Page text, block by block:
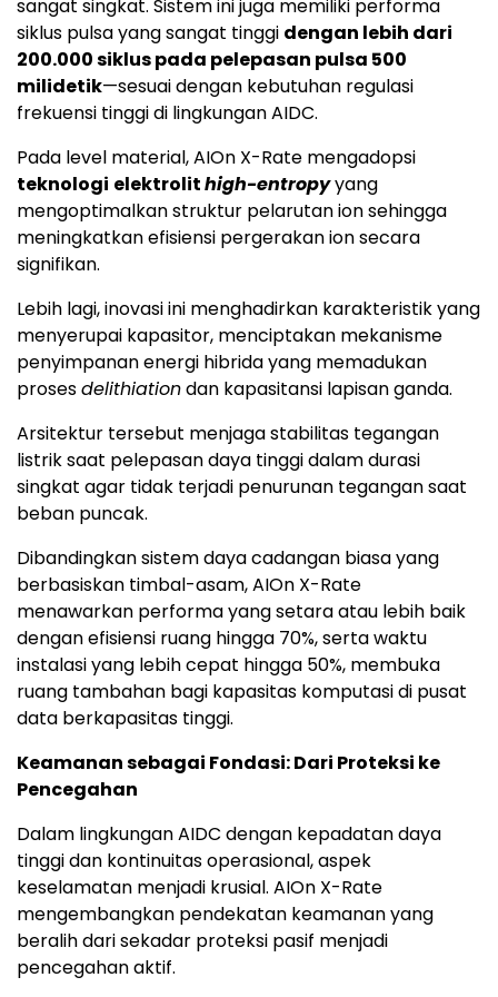
sangat singkat. Sistem ini juga memiliki performa
siklus pulsa yang sangat tinggi dengan lebih dari
200.000 siklus pada pelepasan pulsa 500
milidetik—sesuai dengan kebutuhan regulasi
frekuensi tinggi di lingkungan AIDC.
Pada level material, AIOn X-Rate mengadopsi
teknologi elektrolithigh-entropyyang
mengoptimalkan struktur pelarutan ion sehingga
meningkatkan efisiensi pergerakan ion secara
signifikan.
Lebih lagi, inovasi ini menghadirkan karakteristik yang
menyerupai kapasitor, menciptakan mekanisme
penyimpanan energi hibrida yang memadukan
prosesdelithiationdan kapasitansi lapisan ganda.
Arsitektur tersebut menjaga stabilitas tegangan
listrik saat pelepasan daya tinggi dalam durasi
singkat agar tidak terjadi penurunan tegangan saat
beban puncak.
Dibandingkan sistem daya cadangan biasa yang
berbasiskan timbal-asam, AIOn X-Rate
menawarkan performa yang setara atau lebih baik
dengan efisiensi ruang hingga 70%, serta waktu
instalasi yang lebih cepat hingga 50%, membuka
ruang tambahan bagi kapasitas komputasi di pusat
data berkapasitas tinggi.
Keamanan sebagai Fondasi: Dari Proteksi ke
Pencegahan
Dalam lingkungan AIDC dengan kepadatan daya
tinggi dan kontinuitas operasional, aspek
keselamatan menjadi krusial. AIOn X-Rate
mengembangkan pendekatan keamanan yang
beralih dari sekadar proteksi pasif menjadi
pencegahan aktif.